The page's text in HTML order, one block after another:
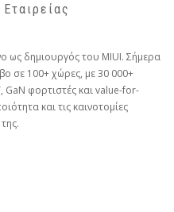
ως δημιουργός του MIUI. Σήμερα
σε 100+ χώρες, με 30 000+
φορτιστές και value-for-
και τις καινοτομίες